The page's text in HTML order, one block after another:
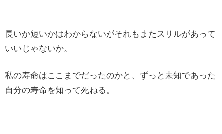
長いか短いかはわからないがそれもまたスリルがあって
いいじゃないか。
私の寿命はここまでだったのかと、ずっと未知であった
自分の寿命を知って死ねる。